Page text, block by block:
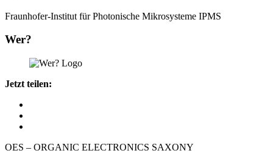
Fraunhofer-Institut für Photonische Mikrosysteme IPMS
Wer?
Jetzt teilen:
OES – ORGANIC ELECTRONICS SAXONY